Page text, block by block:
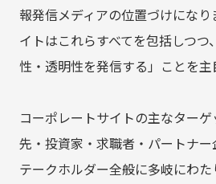
報発信メディアの位置づけにな
イトはこれらすべてを包括しつ
性・透明性を発信する」ことを主
コーポレートサイトの主なター
先・投資家・求職者・パートナ
テークホルダー全般に多岐にわ